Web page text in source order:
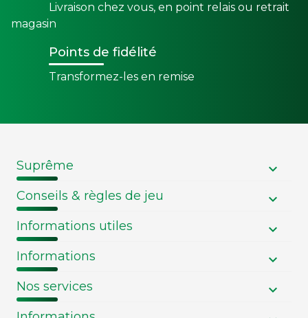
Livraison chez vous, en point relais ou retrait
magasin
Points de fidélité
Transformez-les en remise
Suprême
Conseils & règles de jeu
Informations utiles
Informations
Nos services